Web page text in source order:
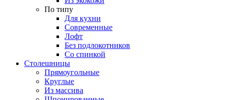
По типу
Для кухни
Современные
Лофт
Без подлокотников
Со спинкой
Столешницы
Прямоугольные
Круглые
Из массива